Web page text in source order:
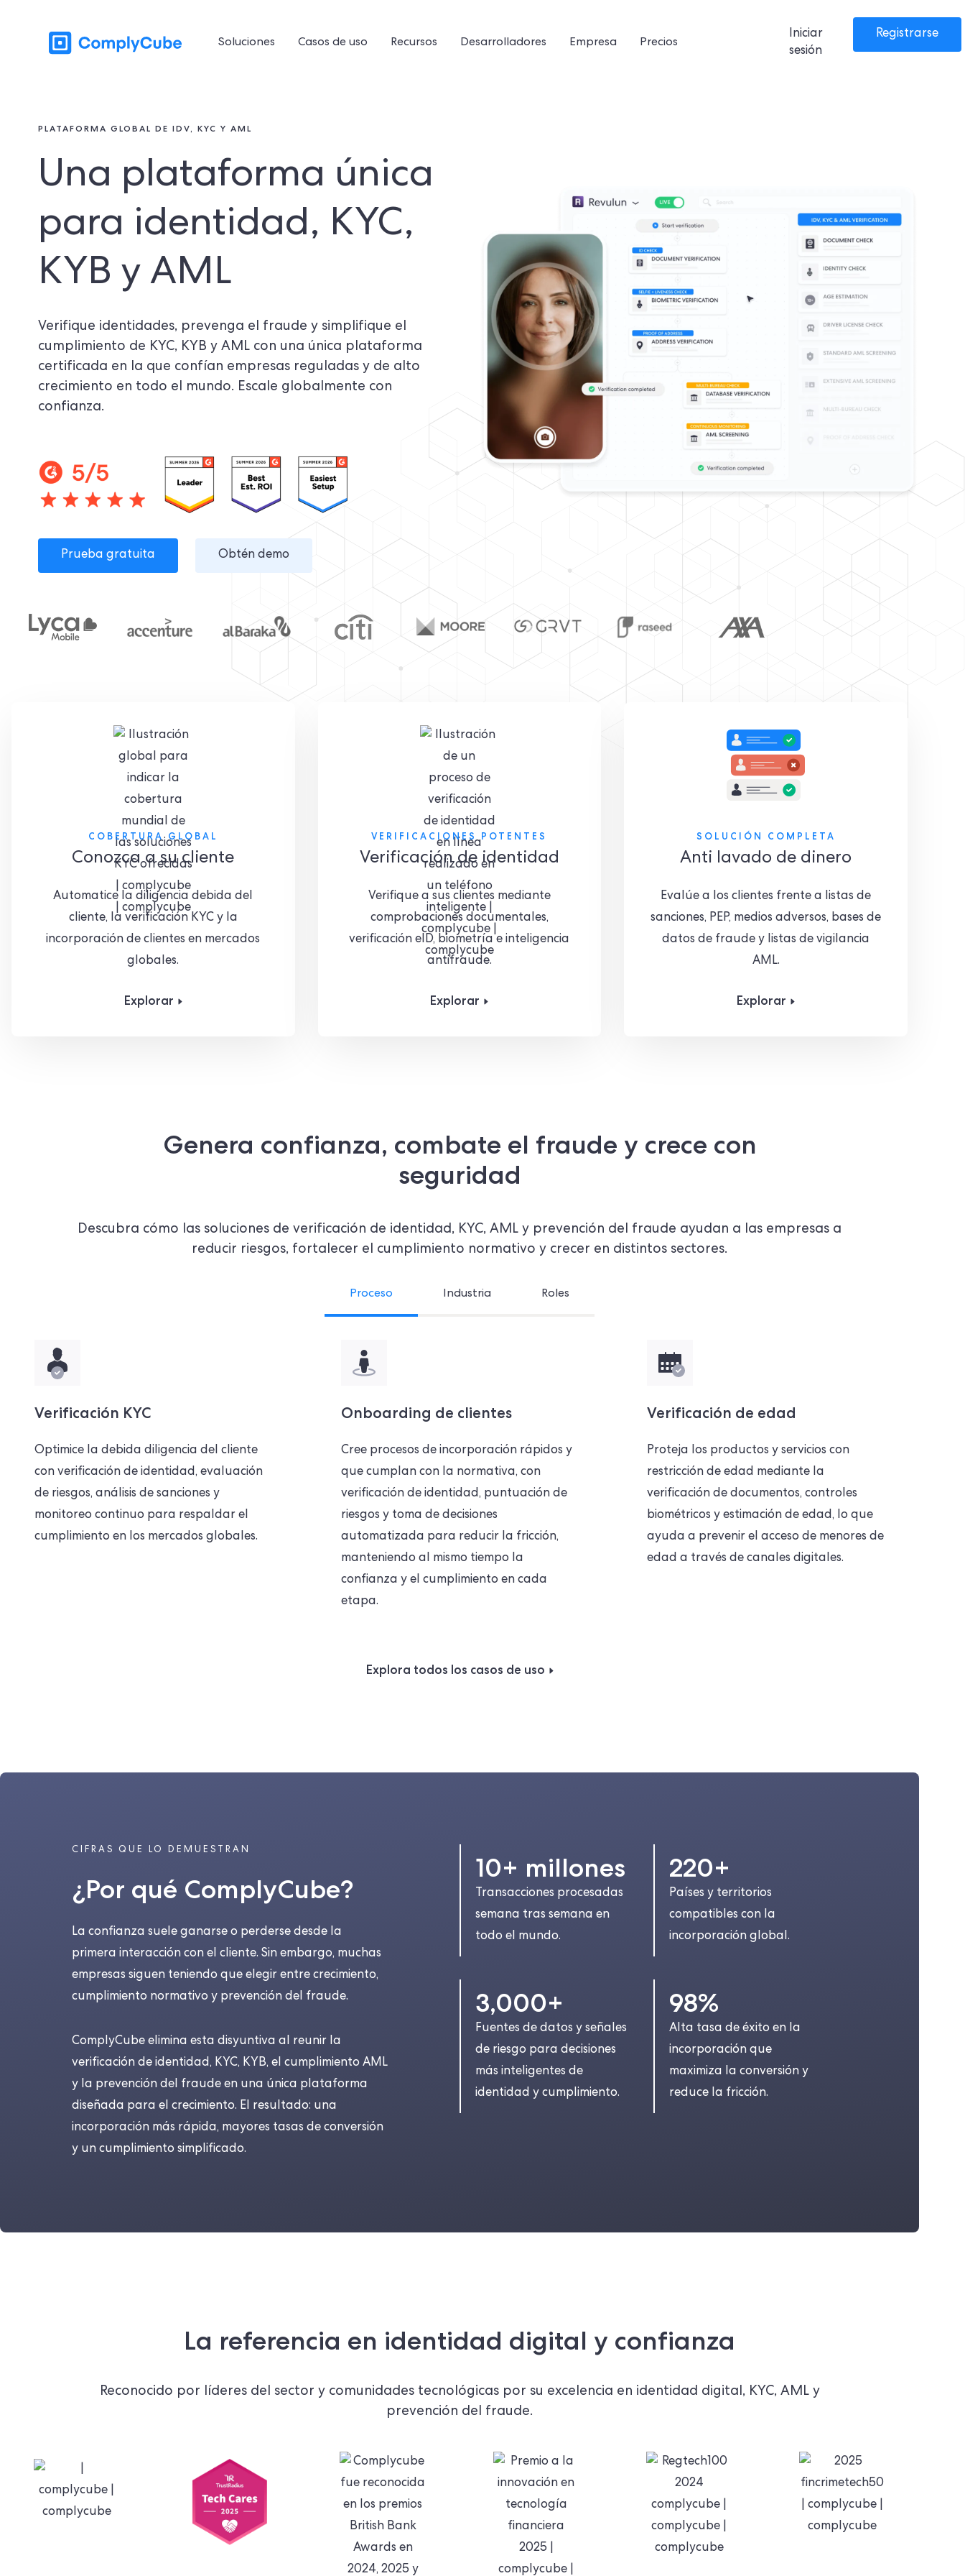
Soluciones Casos de uso Recursos Desarrolladores Empresa Precios
Iniciar
sesión
Registrarse
PLATAFORMA GLOBAL DE IDV, KYC Y AML
Una plataforma única
para identidad, KYC,
KYB y AML
Verifique identidades, prevenga el fraude y simplifique el
cumplimiento de KYC, KYB y AML con una única plataforma
certificada en la que confían empresas reguladas y de alto
crecimiento en todo el mundo. Escale globalmente con
confianza.
Prueba gratuita Obtén demo
COBERTURA GLOBAL
Conozca a su cliente
Automatice la diligencia debida del
cliente, la verificación KYC y la
incorporación de clientes en mercados
globales.
Explorar
VERIFICACIONES POTENTES
Verificación de identidad
Verifique a sus clientes mediante
comprobaciones documentales,
verificación eID, biometría e inteligencia
antifraude.
Explorar
SOLUCIÓN COMPLETA
Anti lavado de dinero
Evalúe a los clientes frente a listas de
sanciones, PEP, medios adversos, bases de
datos de fraude y listas de vigilancia
AML.
Explorar
Genera confianza, combate el fraude y crece con
seguridad
Descubra cómo las soluciones de verificación de identidad, KYC, AML y prevención del fraude ayudan a las empresas a
reducir riesgos, fortalecer el cumplimiento normativo y crecer en distintos sectores.
Proceso Industria Roles
Verificación KYC
Optimice la debida diligencia del cliente
con verificación de identidad, evaluación
de riesgos, análisis de sanciones y
monitoreo continuo para respaldar el
cumplimiento en los mercados globales.
Onboarding de clientes
Cree procesos de incorporación rápidos y
que cumplan con la normativa, con
verificación de identidad, puntuación de
riesgos y toma de decisiones
automatizada para reducir la fricción,
manteniendo al mismo tiempo la
confianza y el cumplimiento en cada
etapa.
Verificación de edad
Proteja los productos y servicios con
restricción de edad mediante la
verificación de documentos, controles
biométricos y estimación de edad, lo que
ayuda a prevenir el acceso de menores de
edad a través de canales digitales.
Explora todos los casos de uso
CIFRAS QUE LO DEMUESTRAN
¿Por qué ComplyCube?
La confianza suele ganarse o perderse desde la
primera interacción con el cliente. Sin embargo, muchas
empresas siguen teniendo que elegir entre crecimiento,
cumplimiento normativo y prevención del fraude.
ComplyCube elimina esta disyuntiva al reunir la
verificación de identidad, KYC, KYB, el cumplimiento AML
y la prevención del fraude en una única plataforma
diseñada para el crecimiento. El resultado: una
incorporación más rápida, mayores tasas de conversión
y un cumplimiento simplificado.
10+ millones
Transacciones procesadas
semana tras semana en
todo el mundo.
220+
Países y territorios
compatibles con la
incorporación global.
3,000+
Fuentes de datos y señales
de riesgo para decisiones
más inteligentes de
identidad y cumplimiento.
98%
Alta tasa de éxito en la
incorporación que
maximiza la conversión y
reduce la fricción.
La referencia en identidad digital y confianza
Reconocido por líderes del sector y comunidades tecnológicas por su excelencia en identidad digital, KYC, AML y
prevención del fraude.